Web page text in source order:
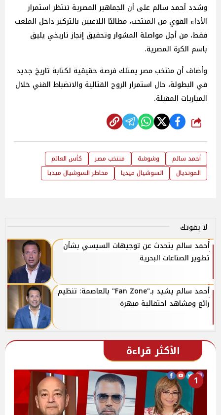
وشدد أحمد سالم على أن الجماهير المصرية تنتظر استمرار
الأداء القوي من المنتخب، مطالبًا اللاعبين بالتركيز داخل الملعب
فقط، من أجل مواصلة المشوار وتحقيق إنجاز تاريخي يليق
باسم الكرة المصرية.
وأضاف أن منتخب مصر يمتلك فرصة حقيقية لكتابة تاريخ جديد
في البطولة، حال استمرار الروح القتالية والانضباط الفني خلال
المباريات المقبلة.
شارك
أحمد سالم وشوشة منتخب مصر
كأس العالم
المونديال
السوشيال ميديا مخاطر السوشيال ميديا
لا يفوتك
أحمد سالم يتحدث عن توجيهات السيسي بشأن
تطوير الصناعات البحرية
أحمد سالم يشيد بـ"Fan Zone" بالعاصمة: تنظيم
رائع ومشاهد احتفالية مبهرة
الأكثر قراءة
1